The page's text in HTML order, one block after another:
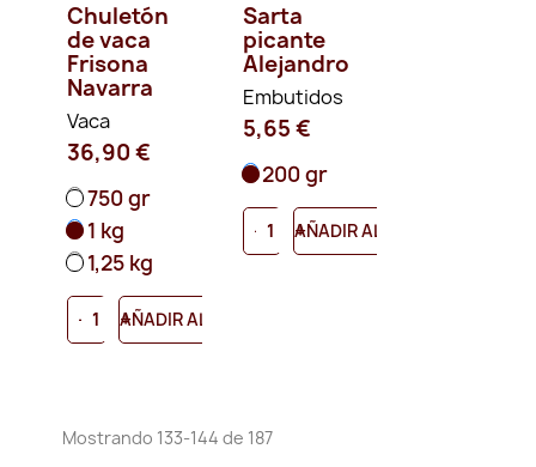
Chuletón
de vaca
Frisona
Navarra
Vaca
36,90 €
750 gr
1 kg
1,25 kg
- +
AÑADIR AL CARRITO
Sarta
picante
Alejandro
Embutidos
5,65 €
200 gr
- +
AÑADIR AL CARRITO
Mostrando 133-144 de 187